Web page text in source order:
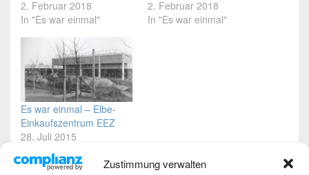
Zustimmung verwalten
2. Februar 2018
In "Es war einmal"
2. Februar 2018
In "Es war einmal"
Es war einmal – Elbe-
Einkaufszentrum EEZ
28. Juli 2015
In "Es war einmal"